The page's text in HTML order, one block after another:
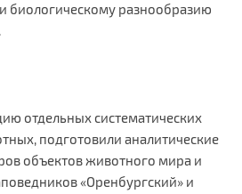
биологическому разнообразию
отдельных систематических
подготовили аналитические
объектов животного мира и
«Оренбургский» и